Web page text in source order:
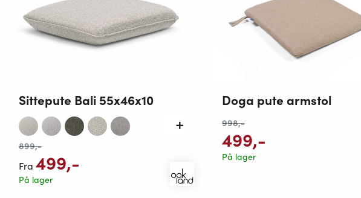
Sittepute Bali 55x46x10
899,-
Fra 499,-
På lager
Doga pute armstol
998,-
499,-
På lager